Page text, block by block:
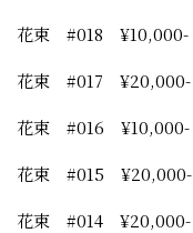
花束 #018 ¥10,000-
花束 #017 ¥20,000-
花束 #016 ¥10,000-
花束 #015 ¥20,000-
花束 #014 ¥20,000-